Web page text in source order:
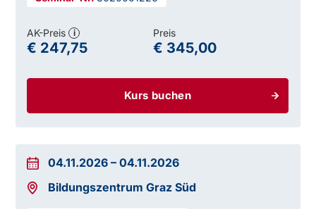
Kurs buchen
AK-Preis i
€ 247,75
Preis
€ 345,00
04.11.2026 –04.11.2026
Bildungszentrum Graz Süd